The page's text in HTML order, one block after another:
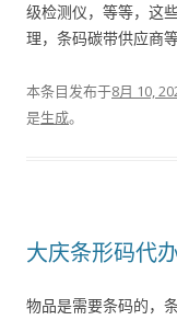
级检测仪，等等，这
理，条码碳带供应商
本条目发布于8月 10,
是生成。
大庆条形码代办
物品是需要条码的，